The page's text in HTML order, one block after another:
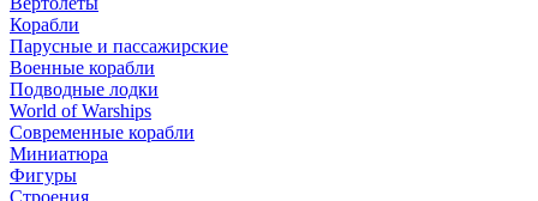
Корабли
Парусные и пассажирские
Военные корабли
Подводные лодки
World of Warships
Современные корабли
Миниатюра
Фигуры
Строения